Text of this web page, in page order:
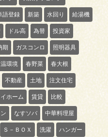
語登録 新築 水回り 給湯機
ドル高 為替 投資家
期 ガスコンロ 照明器具
温環境 春野菜 春大根
不動産 土地 注文住宅
ホーム 賃貸 比較
なすソバ 中華料理屋
Ｓ－ＢＯＸ 洗濯 ハンガー